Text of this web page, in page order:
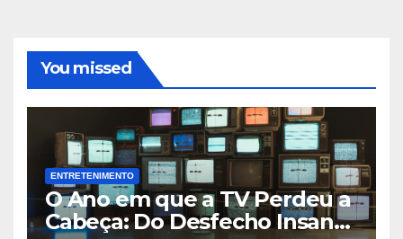
You missed
ENTRETENIMENTO
O Ano em que a TV Perdeu a
Cabeça: Do Desfecho Insano